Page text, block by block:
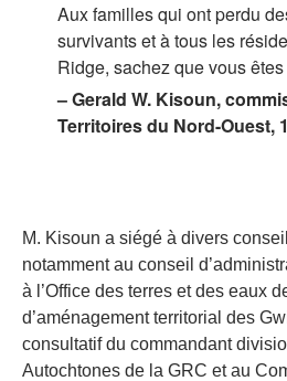
Aux familles qui ont perdu
survivants et à tous les
Ridge, sachez que vous
– Gerald W. Kisoun,
Territoires du Nord-Ouest,
M. Kisoun a siégé à divers
notamment au conseil
à l’Office des terres et des eaux
d’aménagement territorial des
consultatif du commandant
Autochtones de la GRC et au